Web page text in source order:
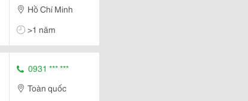
Hồ Chí Minh
>1 năm
0931 *** ***
Toàn quốc